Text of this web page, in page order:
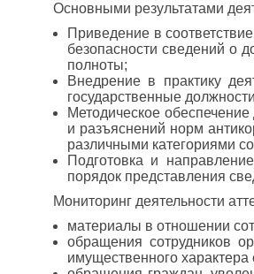
Основными результатами
Приведение в
безопасности сведений о
полноты;
Внедрение в практику
государственные
Методическое
и разъяснений норм
различными категориями
Подготовка и
порядок представления
Мониторинг деятельности
материалы в отношении
обращения сотрудников
имущественного характера